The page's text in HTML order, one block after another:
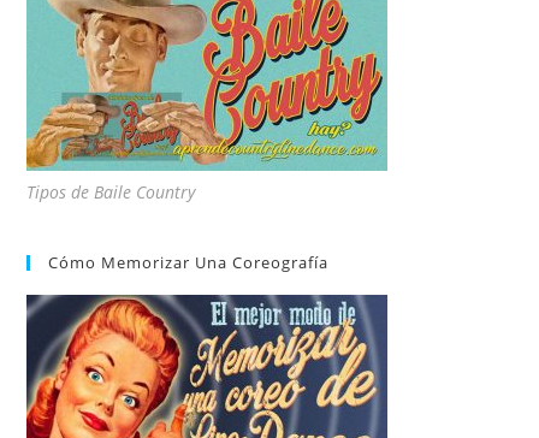
Tipos de Baile Country
Cómo Memorizar Una Coreografía